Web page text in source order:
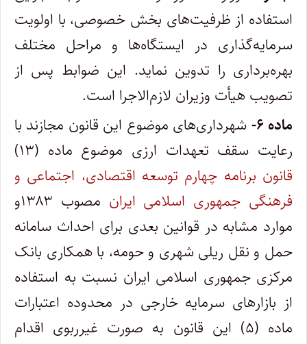
استفاده از ظرفیت‌های بخش خصوصی، با اولویت
سرمایه‌گذاری در ایستگاه‌ها و مراحل مختلف
بهره‌برداری را تدوین نماید. این ضوابط پس از
تصویب هیأت وزیران لازم‌الاجرا است.
ماده ۶-
شهرداری‌های موضوع این قانون مجازند با
رعایت سقف تعهدات ارزی موضوع ماده (۱۳)
قانون برنامه چهارم توسعه اقتصادی، اجتماعی و
فرهنگی جمهوری اسلامی ایران
مصوب ۱۳۸۳و
موارد مشابه در قوانین بعدی برای احداث سامانه
حمل و نقل ریلی شهری و حومه، با همکاری بانک
مرکزی جمهوری اسلامی ایران نسبت به استفاده
از بازارهای سرمایه خارجی در محدوده اعتبارات
ماده (۵) این قانون به صورت غیرربوی اقدام